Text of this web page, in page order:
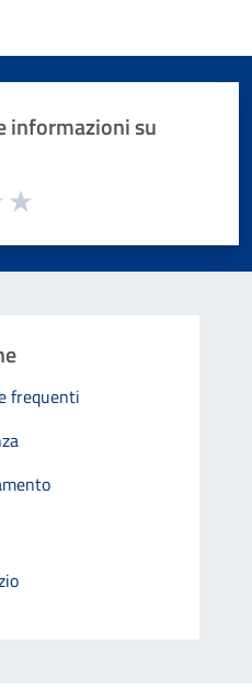
informazioni su
frequenti